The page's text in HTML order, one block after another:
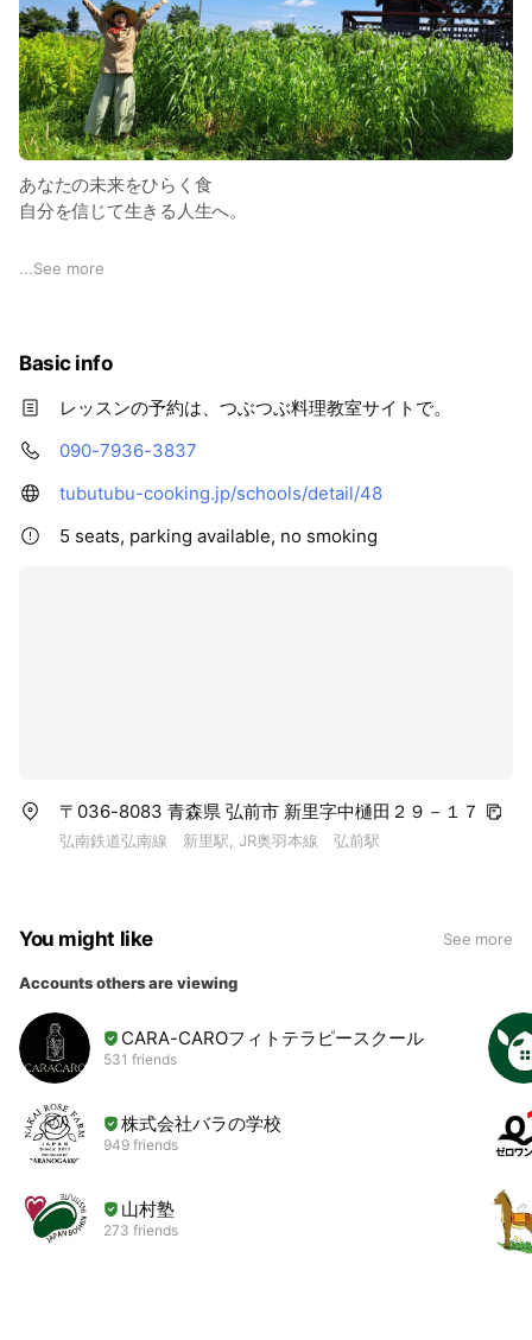
あなたの未来をひらく食
自分を信じて生きる人生へ。
つぶつぶ料理は、
✔お子さん連れ歓迎
✔遠方からの参加もOK
青森・弘前｜2016年スタート
▼ まずは体験レッスンから
...See more
Basic info
レッスンの予約は、つぶつぶ料理教室サイトで。
090-7936-3837
tubutubu-cooking.jp/schools/detail/48
5 seats, parking available, no smoking
〒036-8083 青森県 弘前市 新里字中樋田２９－１７
弘南鉄道弘南線 新里駅, JR奥羽本線 弘前駅
You might like See more
Accounts others are viewing
CARA-CAROフィトテラピースクール
531 friends
株式会社バラの学校
949 friends
山村塾
273 friends